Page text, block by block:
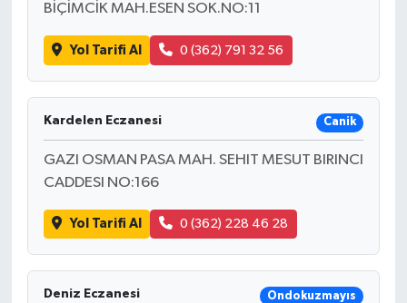
BİÇİMCİK MAH.ESEN SOK.NO:11
Yol Tarifi Al 0 (362) 791 32 56
Kardelen Eczanesi Canik
GAZI OSMAN PASA MAH. SEHIT MESUT BIRINCI
CADDESI NO:166
Yol Tarifi Al 0 (362) 228 46 28
Deniz Eczanesi Ondokuzmayıs